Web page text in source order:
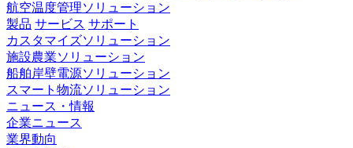
航空温度管理ソリューション
製品 サービス サポート
カスタマイズソリューション
施設農業ソリューション
船舶岸壁電源ソリューション
スマート物流ソリューション
ニュース・情報
企業ニュース
業界動向